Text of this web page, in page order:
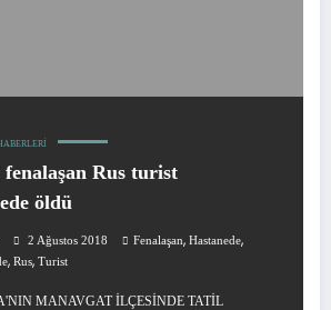
fenalaşan Rus turist
öldü
2 Ağustos 2018 Fenalaşan, Hastanede,
, Rus, Turist
MANAVGAT İLÇESİNDE TATİL